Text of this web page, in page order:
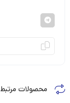
محصولات مرتبط